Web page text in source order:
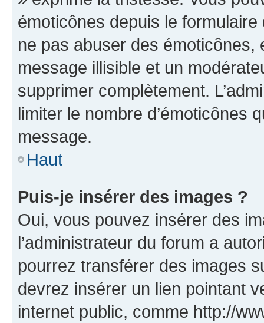
émoticônes depuis le
ne pas abuser des
message illisible et un
supprimer complètement.
limiter le nombre d’émoticônes
message.
Haut
Puis-je insérer des images ?
Oui, vous pouvez insérer des
l’administrateur du forum a
pourrez transférer des images
devrez insérer un lien pointant
internet public, comme http://